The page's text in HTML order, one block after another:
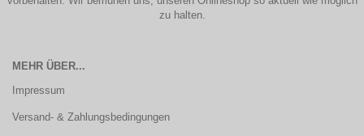
zu halten.
MEHR ÜBER...
Impressum
Versand- & Zahlungsbedingungen